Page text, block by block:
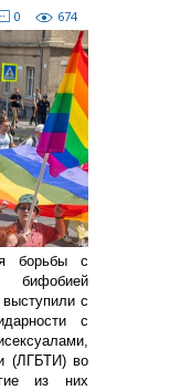
0 674
борьбы с
бифобией
с
с
(ЛГБТИ) во
из них